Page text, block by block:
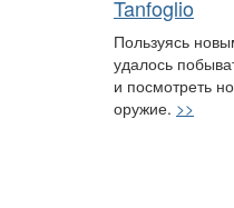
Tanfoglio
Пользуясь
удалось
и посмотреть
оружие. >>